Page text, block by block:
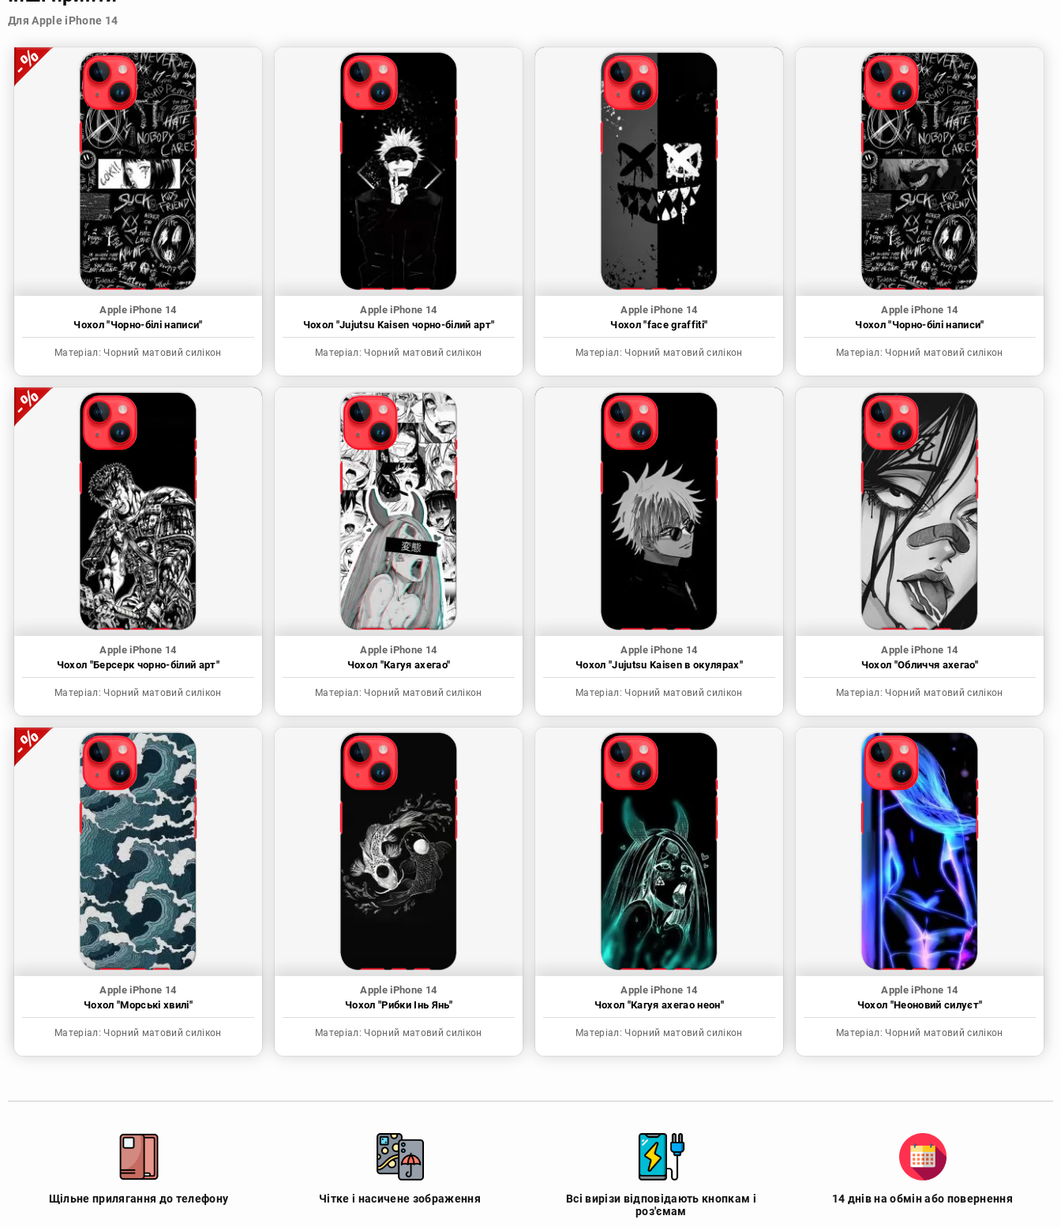
Для Apple iPhone 14
Apple iPhone 14
Чохол "Чорно-білі написи"
Матеріал: Чорний матовий силікон
Apple iPhone 14
Чохол "Jujutsu Kaisen чорно-білий арт"
Матеріал: Чорний матовий силікон
Apple iPhone 14
Чохол "face graffiti"
Матеріал: Чорний матовий силікон
Apple iPhone 14
Чохол "Чорно-білі написи"
Матеріал: Чорний матовий силікон
Apple iPhone 14
Чохол "Берсерк чорно-білий арт"
Матеріал: Чорний матовий силікон
Apple iPhone 14
Чохол "Кагуя ахегао"
Матеріал: Чорний матовий силікон
Apple iPhone 14
Чохол "Jujutsu Kaisen в окулярах"
Матеріал: Чорний матовий силікон
Apple iPhone 14
Чохол "Обличчя ахегао"
Матеріал: Чорний матовий силікон
Apple iPhone 14
Чохол "Морські хвилі"
Матеріал: Чорний матовий силікон
Apple iPhone 14
Чохол "Рибки Інь Янь"
Матеріал: Чорний матовий силікон
Apple iPhone 14
Чохол "Кагуя ахегао неон"
Матеріал: Чорний матовий силікон
Apple iPhone 14
Чохол "Неоновий силуєт"
Матеріал: Чорний матовий силікон
Щільне прилягання до телефону Чітке і насичене зображення
Всі вирізи відповідають кнопкам і
роз'ємам
14 днів на обмін або повернення